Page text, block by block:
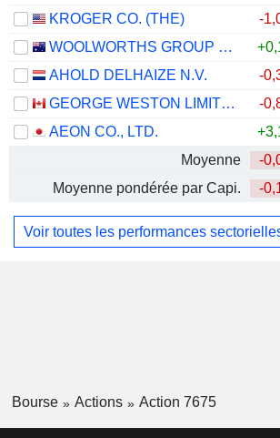
KROGER CO. (THE)
-
WOOLWORTHS GROUP LIMITED
AHOLD DELHAIZE N.V.
-
GEORGE WESTON LIMITED
-
AEON CO., LTD.
Moyenne
-
Moyenne pondérée par Capi.
-
Voir toutes les performances
Bourse Actions Action 7675